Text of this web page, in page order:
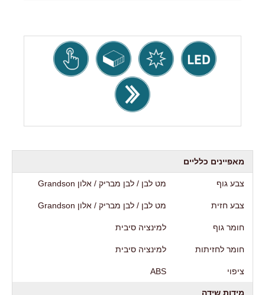
מאפיינים כלליים
צבע גוף מט לבן / לבן מבריק / אלון Grandson
צבע חזית מט לבן / לבן מבריק / אלון Grandson
חומר גוף למינציה סיבית
חומר לחזיתות למינציה סיבית
ציפוי АВS
מידות שידה